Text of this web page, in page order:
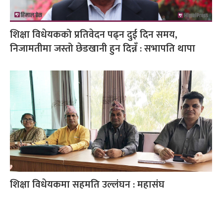
शिक्षा विधेयकको प्रतिवेदन पढ्न दुई दिन समय,
निजामतीमा जस्तो छेडखानी हुन दिन्नँ : सभापति थापा
शिक्षा विधेयकमा सहमति उल्लंघन : महासंघ